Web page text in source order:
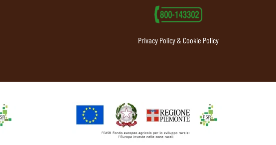
Privacy Policy & Cookie Policy